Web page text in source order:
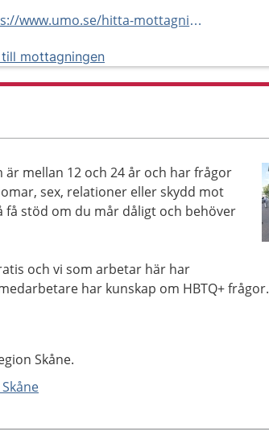
https://www.umo.se/hitta-mottagning/kontaktkort/Ungdomsmottagningen-Angelholm/
mottagningen
är mellan 12 och 24 år och har frågor
sex, relationer eller skydd mot
få stöd om du mår dåligt och behöver
och vi som arbetar här har
har kunskap om HBTQ+ frågor.
Skåne.